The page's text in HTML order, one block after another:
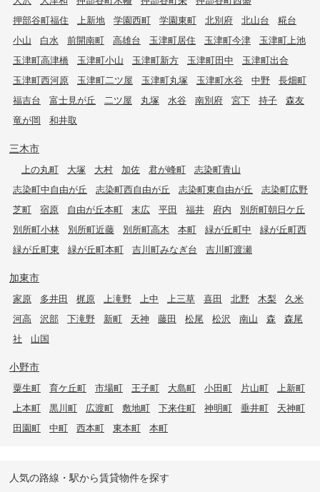
押部谷町福住
上新地 学園西町 学園東町 北別府 北山台
糀台
小山
白水 前開南町 高雄台 玉津町居住 玉津町今津
玉津町上池
玉津町高津橋
玉津町小山 玉津町新方 玉津町田中
玉津町出合
玉津町西河原
玉津町二ツ屋 玉津町丸塚 玉津町水谷 中野
長畑町
福吉台
富士見が丘 二ツ屋 丸塚 水谷 南別府 宮下 持子
森友
竜が岡
和井取
三木市
上の丸町 大塚 大村 加佐 君が峰町
志染町青山
志染町中自由が丘
志染町西自由が丘 志染町東自由が丘
志染町広野
芝町
宿原 自由が丘本町 末広 平田 福井 府内
別所町朝日ケ丘
別所町小林
別所町近藤 別所町高木 本町 緑が丘町中
緑が丘町西
緑が丘町東
緑が丘町本町 吉川町みなぎ台 吉川町渡瀬
加東市
家原 多井田 梶原 上滝野 上中 上三草 喜田 北野 木梨
久米
河高
沢部 下滝野 新町 天神 藤田 松尾 松沢 南山 森
森尾
社
山国
小野市
粟生町 育ケ丘町 市場町 王子町 大島町 小田町 片山町
上新町
上本町
黒川町 広渡町 敷地町 下来住町 神明町 垂井町
天神町
田園町
中町 西本町 東本町 本町
人気の路線・駅から賃貸物件を探す